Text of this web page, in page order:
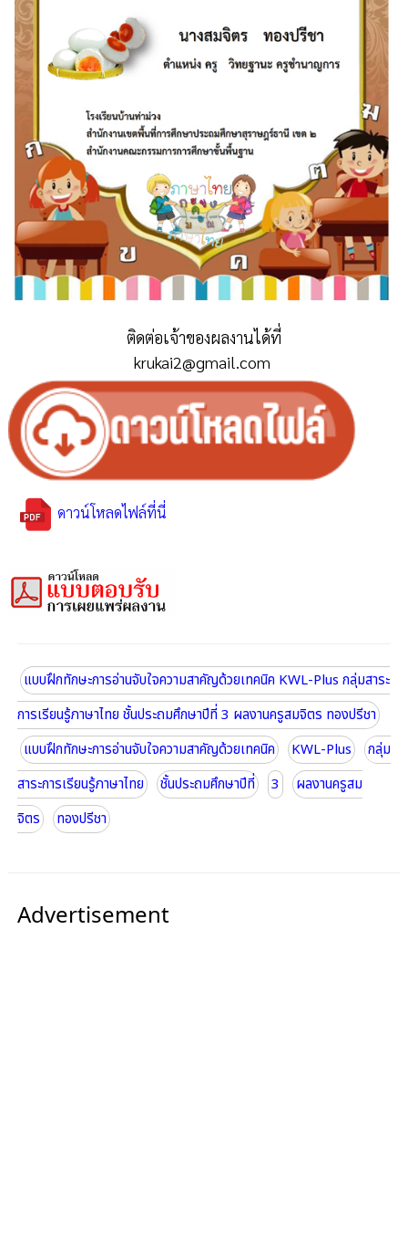
ติดต่อเจ้าของผลงานได้ที่
krukai2@gmail.com
ดาวน์โหลดไฟล์ที่นี่
แบบฝึกทักษะการอ่านจับใจความสาคัญด้วยเทคนิค KWL-Plus กลุ่มสาระ
การเรียนรู้ภาษาไทย ชั้นประถมศึกษาปีที่ 3 ผลงานครูสมจิตร ทองปรีชา
แบบฝึกทักษะการอ่านจับใจความสาคัญด้วยเทคนิค
KWL-Plus
กลุ่ม
สาระการเรียนรู้ภาษาไทย
ชั้นประถมศึกษาปีที่ 3
ผลงานครูสม
จิตร
ทองปรีชา
Advertisement